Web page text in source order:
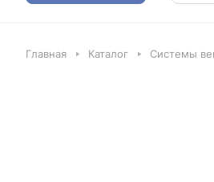
Главная Каталог Системы